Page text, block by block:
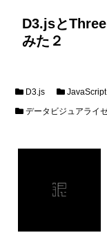
D3.jsと
みた２
D3.js JavaScript
データビジュアライ